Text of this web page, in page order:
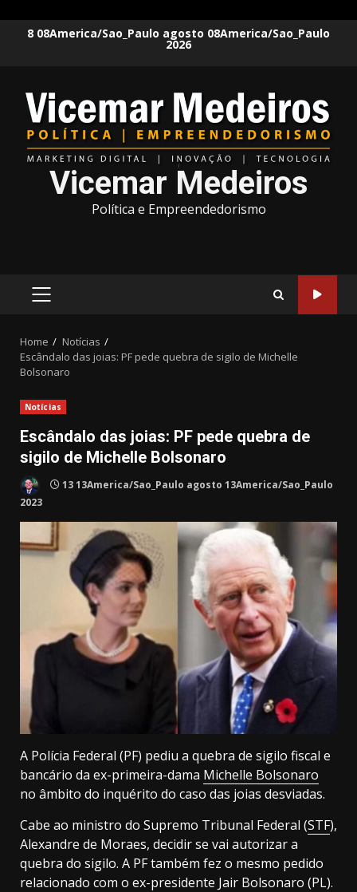
8 08America/Sao_Paulo agosto 08America/Sao_Paulo
2026
Vicemar Medeiros
Política e Empreendedorismo
PRIMARY
Home
Notícias
Escândalo das joias: PF pede quebra de sigilo de Michelle
Bolsonaro
Notícias
Escândalo das joias: PF pede quebra de
sigilo de Michelle Bolsonaro
13 13America/Sao_Paulo agosto 13America/Sao_Paulo
2023
A Polícia Federal (PF) pediu a quebra de sigilo fiscal e
bancário da ex-primeira-dama Michelle Bolsonaro
no âmbito do inquérito do caso das joias desviadas.
Cabe ao ministro do Supremo Tribunal Federal (STF),
Alexandre de Moraes, decidir se vai autorizar a
quebra do sigilo. A PF também fez o mesmo pedido
relacionado com o ex-presidente Jair Bolsonaro (PL).